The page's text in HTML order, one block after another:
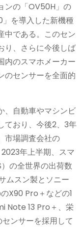
ンの「OV50H」の
を導入した新機種
中である。このセン
り、さらに今後しば
内のスマホメーカー
のセンサーを全面的
、自動車やマシンビ
ており、今後2、3年
市場調査会社の
年上半期、スマ
の全世界の出荷数
ムスン製とソニー
X90 Pro＋などの1
Note 13 Pro＋、栄
ンサーを採用して